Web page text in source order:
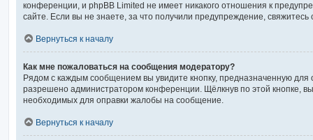
конференции, и phpBB Limited не имеет никакого отношения к
сайте. Если вы не знаете, за что получили предупреждение,
Вернуться к началу
Как мне пожаловаться на сообщения модератору?
Рядом с каждым сообщением вы увидите кнопку, предназначенную для
разрешено администратором конференции. Щёлкнув по этой кнопке,
необходимых для оправки жалобы на сообщение.
Вернуться к началу